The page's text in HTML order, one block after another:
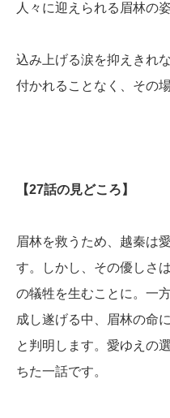
人々に迎えられる眉林の
込み上げる涙を抑えきれ
付かれることなく、その
【27話の見どころ】
眉林を救うため、越秦は
す。しかし、その優しさ
の犠牲を生むことに。一
成し遂げる中、眉林の命
と判明します。愛ゆえの
ちた一話です。